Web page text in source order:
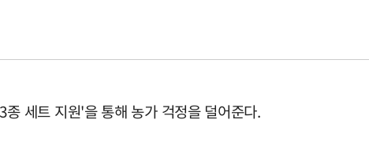
세트 지원'을 통해 농가 걱정을 덜어준다.